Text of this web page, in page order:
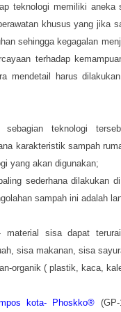
teknologi memiliki aneka
khusus yang jika
sehingga kegagalan
terhadap
mendetail harus
teknologi
karakteristik sampah
yang akan digunakan;
sederhana dilakukan
sampah ini adalah
material sisa dapat
sisa makanan, sisa
organik ( plastik, kaca,
kota- Phoskko®